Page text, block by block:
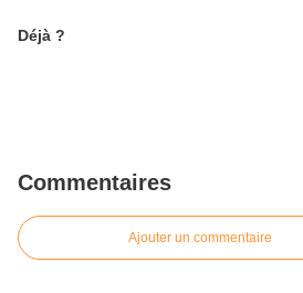
Déjà ?
Commentaires
Ajouter un commentaire